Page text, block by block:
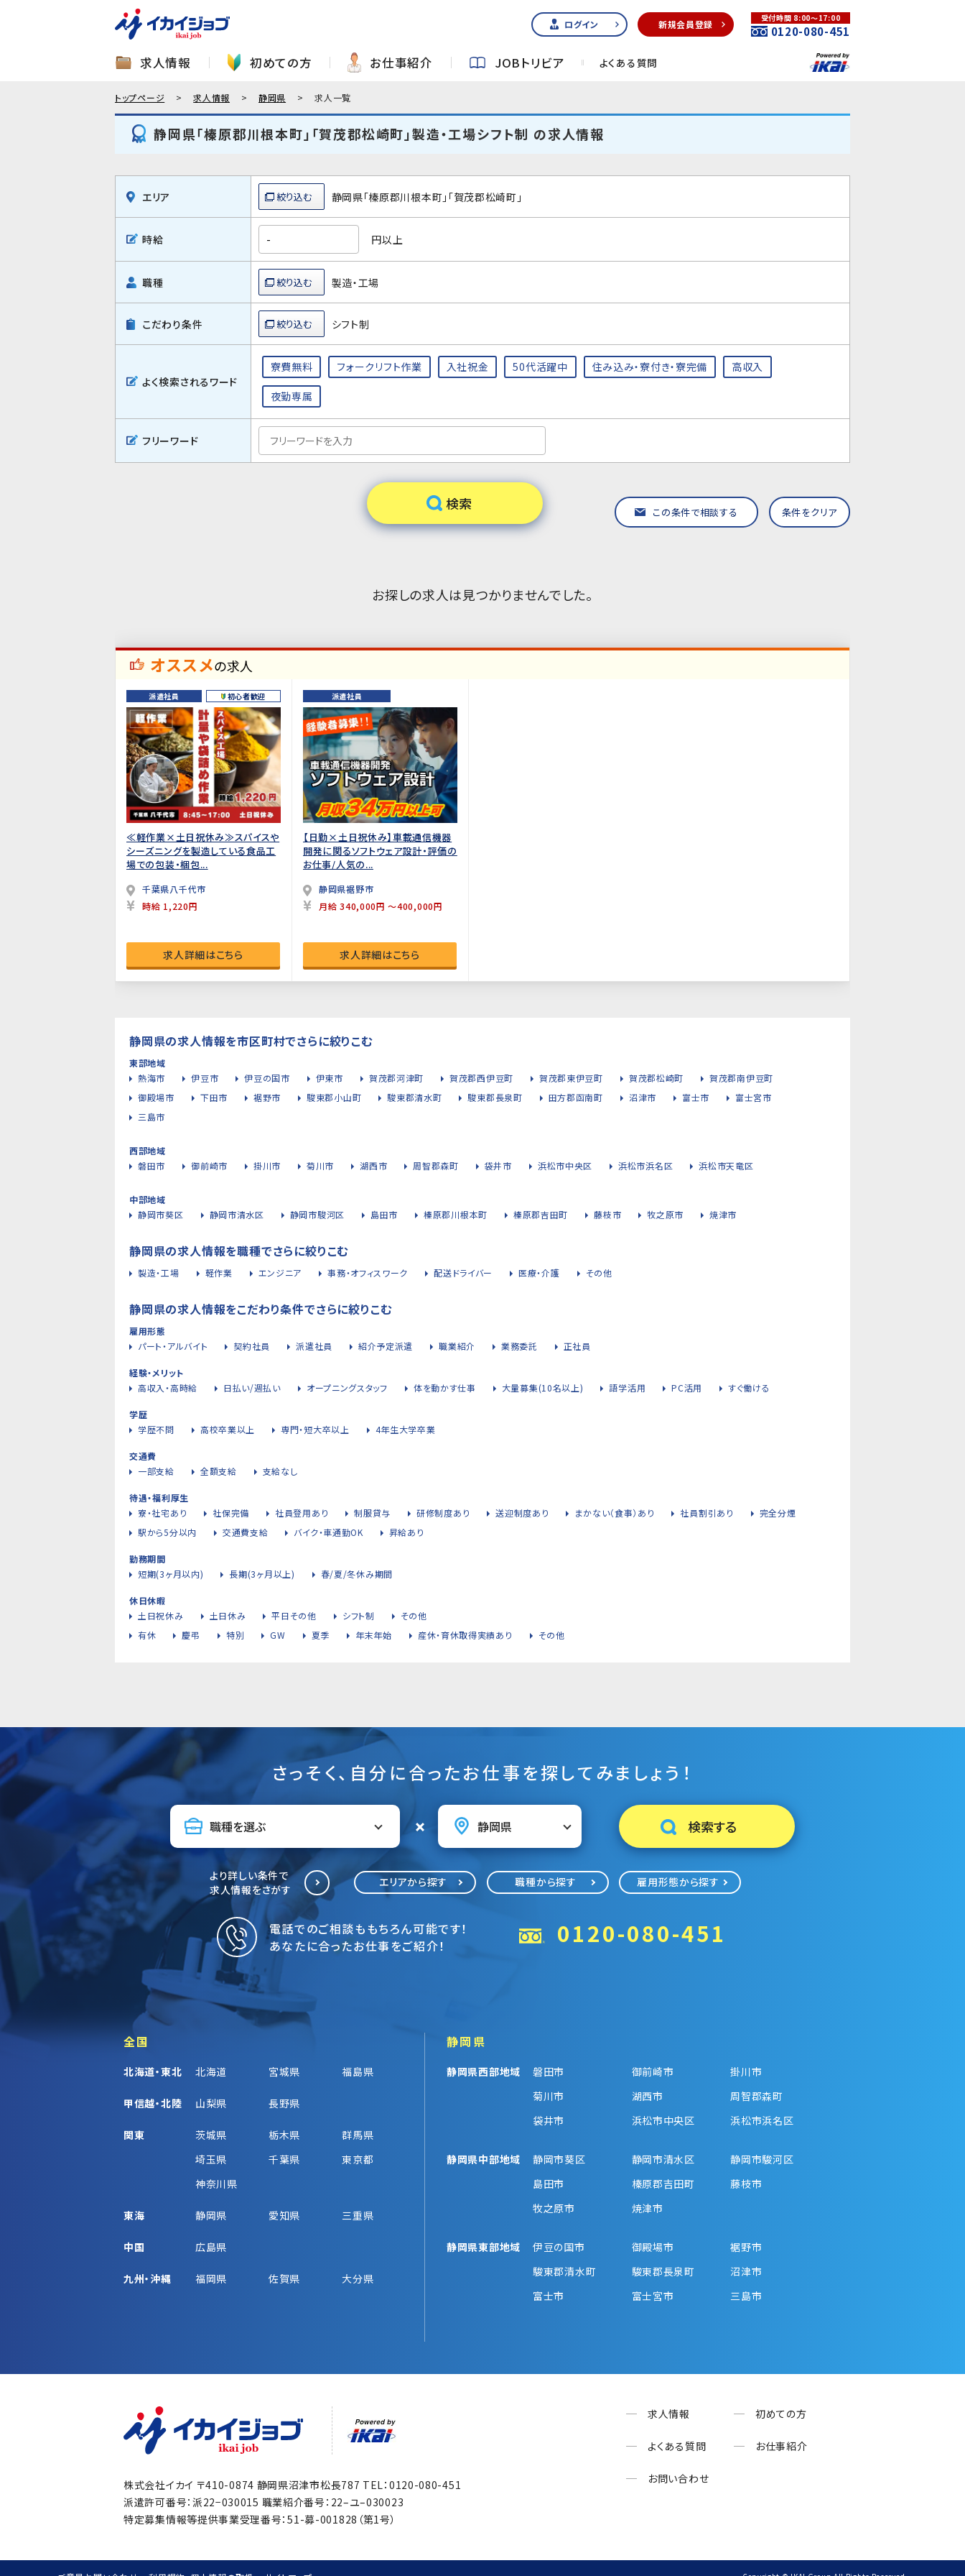
ログイン 新規会員登録
受付時間 8:00～17:00
0120-080-451
求人情報 初めての方 お仕事紹介 JOBトリビア よくある質問
トップページ 求人情報 静岡県 求人一覧
静岡県「榛原郡川根本町」「賀茂郡松崎町」製造・工場シフト制 の求人情報
エリア 静岡県「榛原郡川根本町」「賀茂郡松崎町」
時給 円以上
職種 製造・工場
こだわり条件 シフト制
よく検索されるワード
寮費無料 フォークリフト作業 入社祝金 50代活躍中 住み込み・寮付き・寮完備 高収入
夜勤専属
フリーワード
この条件で相談する 条件をクリア
お探しの求人は見つかりませんでした。
オススメの求人
派遣社員 初心者歓迎
≪軽作業×土日祝休み≫スパイスや
シーズニングを製造している食品工
場での包装・梱包...
千葉県八千代市
時給 1,220円
求人詳細はこちら
派遣社員
【日勤×土日祝休み】車載通信機器
開発に関るソフトウェア設計・評価の
お仕事/人気の...
静岡県裾野市
月給 340,000円 ～400,000円
求人詳細はこちら
静岡県の求人情報を市区町村でさらに絞りこむ
東部地域
熱海市
伊豆市 伊豆の国市 伊東市 賀茂郡河津町 賀茂郡西伊豆町 賀茂郡東伊豆町 賀茂郡松崎町
賀茂郡南伊豆町
御殿場市
下田市 裾野市 駿東郡小山町 駿東郡清水町 駿東郡長泉町 田方郡函南町 沼津市 富士市
富士宮市
三島市
西部地域
磐田市
御前崎市 掛川市 菊川市 湖西市 周智郡森町 袋井市 浜松市中央区 浜松市浜名区 浜松市天竜区
中部地域
静岡市葵区
静岡市清水区 静岡市駿河区 島田市 榛原郡川根本町 榛原郡吉田町 藤枝市 牧之原市 焼津市
静岡県の求人情報を職種でさらに絞りこむ
製造・工場 軽作業 エンジニア 事務・オフィスワーク 配送ドライバー 医療・介護 その他
静岡県の求人情報をこだわり条件でさらに絞りこむ
雇用形態
パート・アルバイト
契約社員 派遣社員 紹介予定派遣 職業紹介 業務委託 正社員
経験・メリット
高収入・高時給
日払い/週払い オープニングスタッフ 体を動かす仕事 大量募集(10名以上) 語学活用 PC活用 すぐ働ける
学歴
学歴不問
高校卒業以上 専門・短大卒以上 4年生大学卒業
交通費
一部支給
全額支給 支給なし
待遇・福利厚生
寮・社宅あり
社保完備 社員登用あり 制服貸与 研修制度あり 送迎制度あり まかない（食事）あり 社員割引あり
完全分煙
駅から5分以内
交通費支給 バイク・車通勤OK 昇給あり
勤務期間
短期(3ヶ月以内)
長期(3ヶ月以上) 春/夏/冬休み期間
休日休暇
土日祝休み
土日休み 平日その他 シフト制
その他
有休
慶弔 特別 GW 夏季 年末年始 産休・育休取得実績あり その他
さっそく、自分に合ったお仕事を探してみましょう！
より詳しい条件で
求人情報をさがす
エリアから探す 職種から探す 雇用形態から探す
電話でのご相談ももちろん可能です！
あなたに合ったお仕事をご紹介！
0120-080-451
全国
北海道・東北 北海道 宮城県 福島県
甲信越・北陸 山梨県 長野県
関東 茨城県 栃木県
群馬県
埼玉県
千葉県
東京都
神奈川県
東海 静岡県 愛知県 三重県
中国 広島県
九州・沖縄 福岡県 佐賀県 大分県
静岡県
静岡県西部地域 磐田市 御前崎市
掛川市
菊川市
湖西市
周智郡森町
袋井市
浜松市中央区 浜松市浜名区
静岡県中部地域 静岡市葵区 静岡市清水区
静岡市駿河区
島田市
榛原郡吉田町
藤枝市
牧之原市
焼津市
静岡県東部地域 伊豆の国市 御殿場市
裾野市
駿東郡清水町
駿東郡長泉町
沼津市
富士市
富士宮市 三島市
株式会社イカイ 〒410-0874 静岡県沼津市松長787 TEL：0120-080-451
派遣許可番号：派22−030015 職業紹介番号：22–ユ–030023
特定募集情報等提供事業受理番号：51-募-001828（第1号）
求人情報 初めての方
よくある質問 お仕事紹介
お問い合わせ